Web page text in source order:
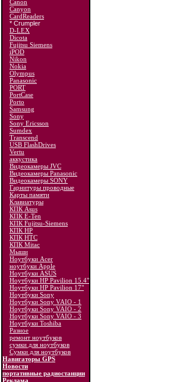
Canon
Canyon
CardReaders
* Crumpler
D-LEX
Dicota
Fujitsu Siemens
iPOD
Nikon
Nokia
Olympus
Panasonic
PORT
PortCase
Porto
Samsung
Sony
Sony Ericsson
Sumdex
Transcend
USB FlashDrives
Vertu
аккустика
Видеокамеры JVC
Видеокамеры Panasonic
Видеокамеры SONY
Гарнитуры проводные
Карты памяти
Клавиатуры
КПК Asus
КПК E-Ten
КПК Fujitsu-Siemens
КПК HP
КПК HTC
КПК Mitac
Мыши
Ноутбуки Acer
ноутбуки Apple
Ноутбуки ASUS
Ноутбуки HP Pavilion 15.4"
Ноутбуки HP Pavilion 17"
Ноутбуки Sony
Ноутбуки Sony VAIO - 1
Ноутбуки Sony VAIO - 2
Ноутбуки Sony VAIO - 3
Ноутбуки Toshiba
Разное
ремонт ноутбуков
сумки для ноутбуков
Сумки для ноутбуков
Навигаторы GPS
Новости
портативные радиостанции
Реклама